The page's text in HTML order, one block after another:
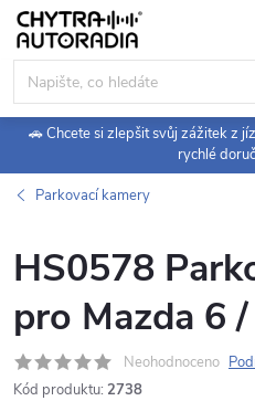
Přejít
obsah
🚗 Chcete si zlepšit svůj zážitek z
rychlé
Parkovací kamery
HS0578
pro Mazda 6
Neohodnoceno
Kód produktu: 2738